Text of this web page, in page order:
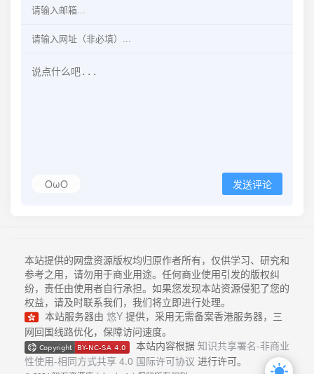
OωO 发送评论
本站提供的网盘资源版权均归原作者所有，仅供学习、研究和
参考之用，请勿用于商业用途。任何商业使用引发的版权纠
纷，责任由使用者自行承担。如果您发现本站资源侵犯了您的
权益，请及时联系我们，我们将立即进行处理。
本站服务器由 悠Y 提供，采用无需备案香港服务器，三
网回国线路优化，保障访问速度。
本站内容根据 知识共享署名-非商业
性使用-相同方式共享 4.0 国际许可协议 进行许可。